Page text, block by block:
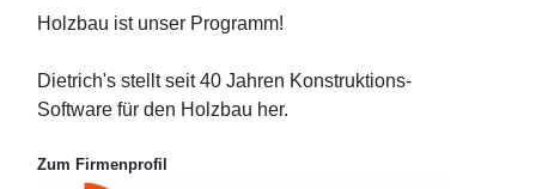
Holzbau ist unser Programm!
Dietrich's stellt seit 40 Jahren Konstruktions-
Software für den Holzbau her.
Zum Firmenprofil